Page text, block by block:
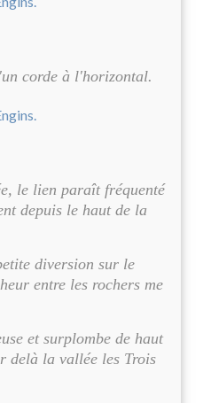
corde à l'horizontal.
le lien paraît fréquenté
depuis le haut de la
diversion sur le
entre les rochers me
et surplombe de haut
delà la vallée les Trois